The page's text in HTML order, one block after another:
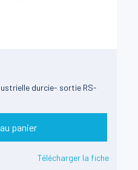
durcie- sortie RS-
panier
Télécharger la fiche